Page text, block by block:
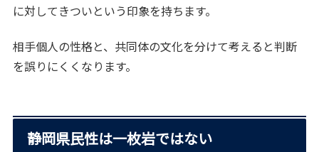
に対してきついという印象を持ちます。
相手個人の性格と、共同体の文化を分けて考えると判断
を誤りにくくなります。
静岡県民性は一枚岩ではない